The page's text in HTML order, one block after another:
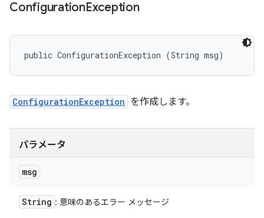
ConfigurationException
public ConfigurationException (String msg)
ConfigurationException を作成します。
パラメータ
msg
String : 意味のあるエラー メッセージ